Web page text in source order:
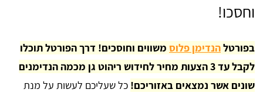
וחסכו!
בפורטלהנדימן פלוס משווים וחוסכים! דרך הפורטל תוכלו
לקבל עד 3 הצעות מחיר לחידוש ריהוט גן מכמה הנדימנים
שונים אשר נמצאים באזוריכם! כל שעליכם לעשות על מנת